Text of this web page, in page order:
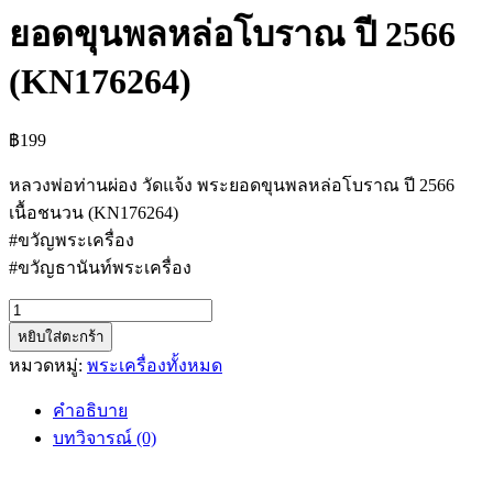
ยอดขุนพลหล่อโบราณ ปี 2566
(KN176264)
฿199
หลวงพ่อท่านผ่อง วัดแจ้ง พระยอดขุนพลหล่อโบราณ ปี 2566
เนื้อชนวน (KN176264)
#ขวัญพระเครื่อง
#ขวัญธานันท์พระเครื่อง
จำนวน
หลวง
พ่อ
หยิบใส่ตะกร้า
หมวดหมู่: พระเครื่องทั้งหมด
คำอธิบาย
บทวิจารณ์ (0)